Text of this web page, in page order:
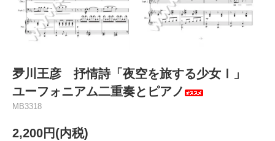
夛川王彦 抒情詩「夜空を旅する少女Ⅰ」
ユーフォニアム二重奏とピアノ
MB3318
2,200円(内税)